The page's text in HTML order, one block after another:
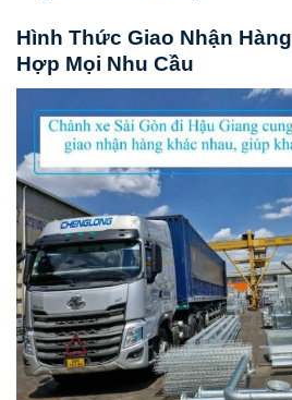
Hình Thức Giao Nhận
Hợp Mọi Nhu Cầu